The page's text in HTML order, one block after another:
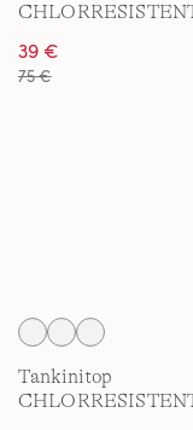
für Damen
39 €
75 €
Tankinitop